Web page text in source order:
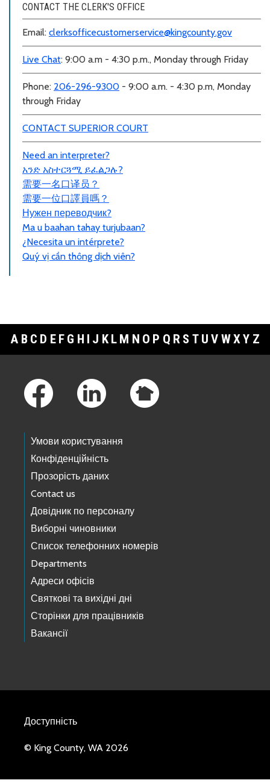
CONTACT THE CLERK'S OFFICE
Email: clerksofficecustomerservice@kingcounty.gov
Live Chat: 9:00 a.m - 4:30 p.m., Monday through Friday
Phone: 206-296-9300 - 9:00 a.m. - 4:30 p.m, Monday
through Friday
CONTACT SUPERIOR COURT
Need an interpreter?
አንድ አስተርጓሚ ይፈልጋሉ?
需要一名口译员 ？
需要一位口譯員嗎？
Нужен переводчик?
Ma u baahan tahay turjubaan?
¿Necesita un intérprete?
Quý vị cần thông dịch viên?
A B C D E F G H I J K L M N O P Q R S T U V WXY Z
Умови користування
Конфіденційність
Прозорість даних
Contact us
Довідник по персоналу
Виборні чиновники
Список телефонних номерів
Departments
Адреси офісів
Святкові та вихідні дні
Сторінки для працівників
Вакансії
Доступність
© King County, WA 2026